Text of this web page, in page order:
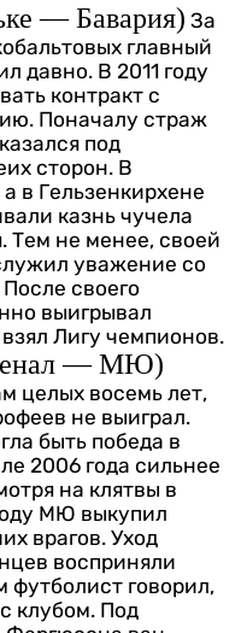
— Бавария) За
главный
давно. В 2011 году
контракт с
Поначалу страж
под
сторон. В
в Гельзенкирхене
казнь чучела
Тем не менее, своей
уважение со
своего
выигрывал
Лигу чемпионов.
— МЮ)
целых восемь лет,
не выиграл.
быть победа в
2006 года сильнее
на клятвы в
МЮ выкупил
врагов. Уход
восприняли
футболист говорил,
клубом. Под